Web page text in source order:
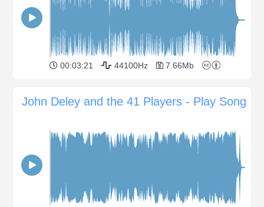
00:03:21 44100Hz 7.66Mb
John Deley and the 41 Players - Play Song